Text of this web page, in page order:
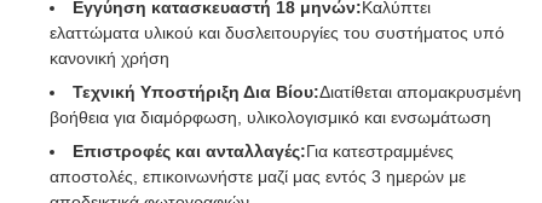
Εγγύηση κατασκευαστή 18 μηνών:Καλύπτει
ελαττώματα υλικού και δυσλειτουργίες του συστήματος υπό
κανονική χρήση
Τεχνική Υποστήριξη Δια Βίου:Διατίθεται απομακρυσμένη
βοήθεια για διαμόρφωση, υλικολογισμικό και ενσωμάτωση
Επιστροφές και ανταλλαγές:Για κατεστραμμένες
αποστολές, επικοινωνήστε μαζί μας εντός 3 ημερών με